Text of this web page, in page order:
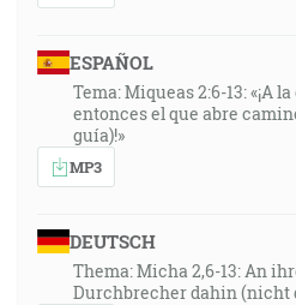
ESPAÑOL
Tema: Miqueas 2:6-13: «¡A
entonces el que abre
guía)!»
MP3
DEUTSCH
Thema: Micha 2,6-13: An
Durchbrecher dahin (nicht